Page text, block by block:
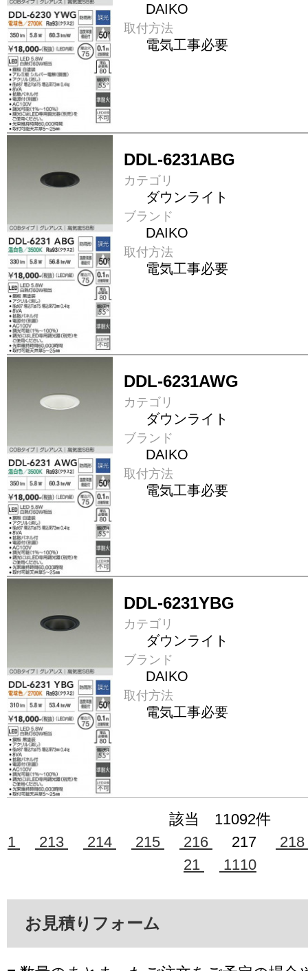
DAIKO
取付方法
電気工事必要
DDL-6231ABG
カテゴリ
ダウンライト
ブランド
DAIKO
取付方法
電気工事必要
DDL-6231AWG
カテゴリ
ダウンライト
ブランド
DAIKO
取付方法
電気工事必要
DDL-6231YBG
カテゴリ
ダウンライト
ブランド
DAIKO
取付方法
電気工事必要
該当 11092件
1
213 214 215 216 217
218
21
1110
お見積りフォーム